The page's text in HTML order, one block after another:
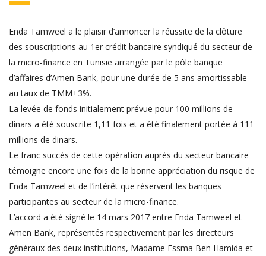
Enda Tamweel a le plaisir d’annoncer la réussite de la clôture
des souscriptions au 1er crédit bancaire syndiqué du secteur de
la micro-finance en Tunisie arrangée par le pôle banque
d’affaires d’Amen Bank, pour une durée de 5 ans amortissable
au taux de TMM+3%.
La levée de fonds initialement prévue pour 100 millions de
dinars a été souscrite 1,11 fois et a été finalement portée à 111
millions de dinars.
Le franc succès de cette opération auprès du secteur bancaire
témoigne encore une fois de la bonne appréciation du risque de
Enda Tamweel et de l’intérêt que réservent les banques
participantes au secteur de la micro-finance.
L’accord a été signé le 14 mars 2017 entre Enda Tamweel et
Amen Bank, représentés respectivement par les directeurs
généraux des deux institutions, Madame Essma Ben Hamida et